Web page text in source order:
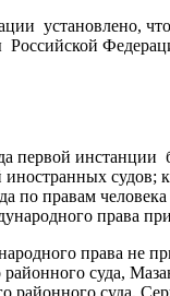
установлено,
Российской
первой инстанции
по правам
права
права не
суда,